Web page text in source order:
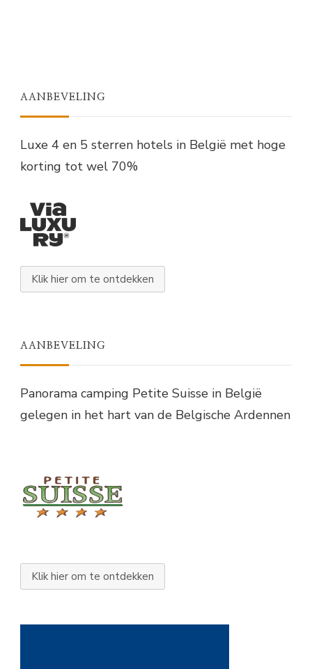
AANBEVELING
Luxe 4 en 5 sterren hotels in België met hoge
korting tot wel 70%
Klik hier om te ontdekken
AANBEVELING
Panorama camping Petite Suisse in België
gelegen in het hart van de Belgische Ardennen
Klik hier om te ontdekken